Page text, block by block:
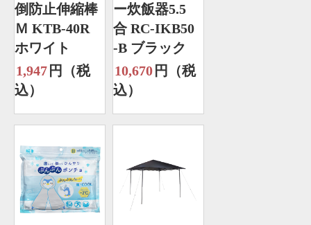
倒防止伸縮棒
Ｍ KTB-40R
ホワイト
1,947 円（税
込）
ー炊飯器5.5
合 RC-IKB50
-B ブラック
10,670 円（税
込）